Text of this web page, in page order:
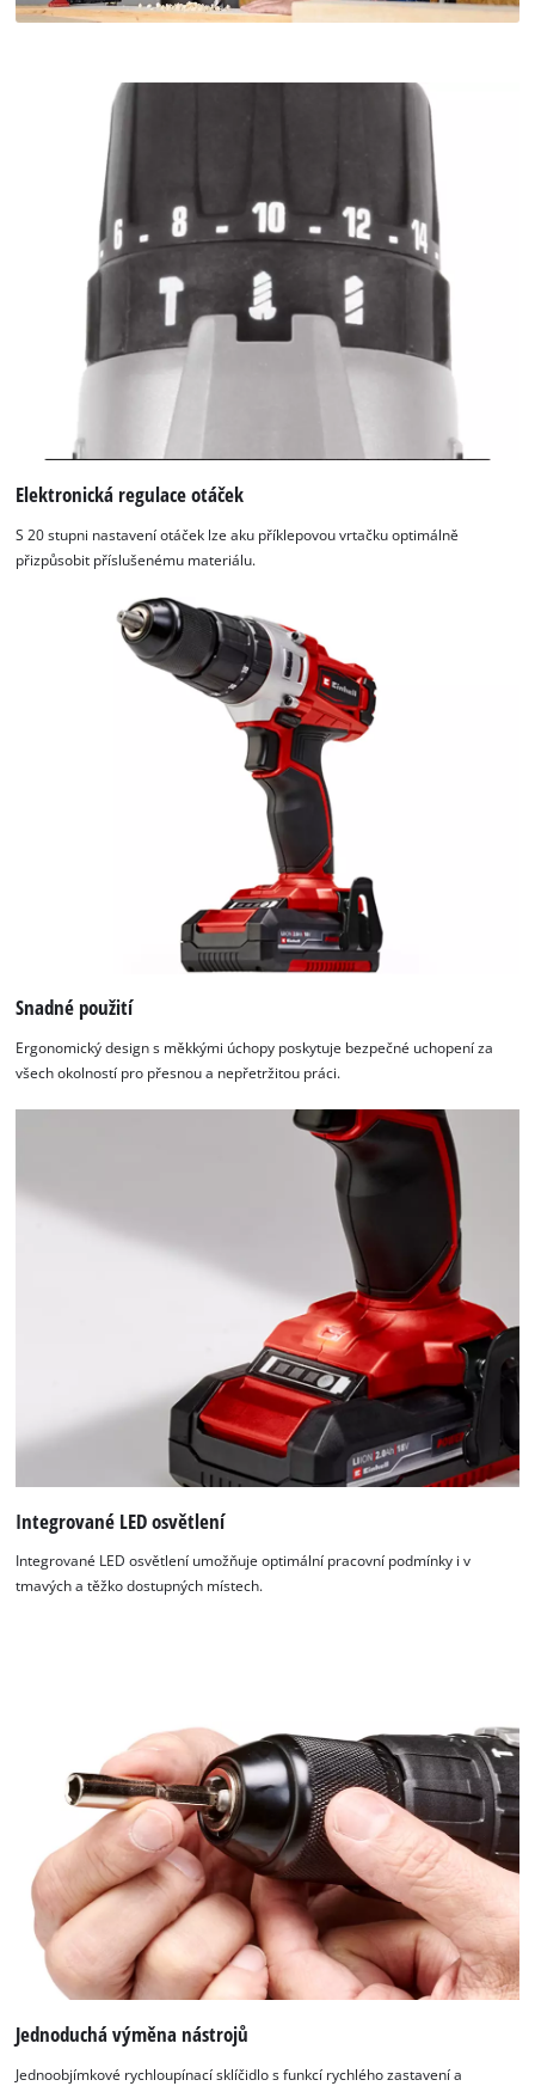
Elektronická regulace otáček
S 20 stupni nastavení otáček lze aku příklepovou vrtačku optimálně
přizpůsobit příslušenému materiálu.
Snadné použití
Ergonomický design s měkkými úchopy poskytuje bezpečné uchopení za
všech okolností pro přesnou a nepřetržitou práci.
Integrované LED osvětlení
Integrované LED osvětlení umožňuje optimální pracovní podmínky i v
tmavých a těžko dostupných místech.
Jednoduchá výměna nástrojů
Jednoobjímkové rychloupínací sklíčidlo s funkcí rychlého zastavení a